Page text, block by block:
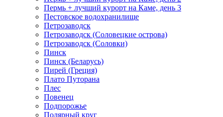
Пермь + лучший курорт на Каме, день 3
Пестовское водохранилище
Петрозаводск
Петрозаводск (Соловецкие острова)
Петрозаводск (Соловки)
Пинск
Пинск (Беларусь)
Пирей (Греция)
Плато Путорана
Плес
Повенец
Подпорожье
Полярный круг